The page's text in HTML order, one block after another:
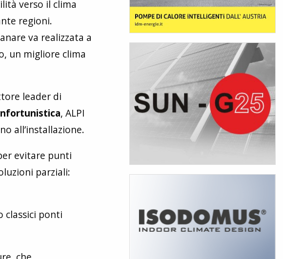
verso il clima
regioni.
va realizzata a
un migliore clima
leader di
, ALPI
all’installazione.
evitare punti
parziali:
classici ponti